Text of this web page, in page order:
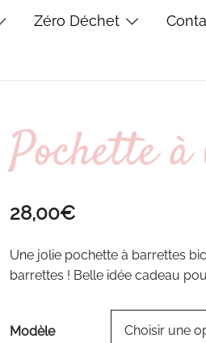
Zéro Déchet
Pochette
28,00€
Une jolie pochette à barrettes
barrettes ! Belle idée cadeau
Modèle